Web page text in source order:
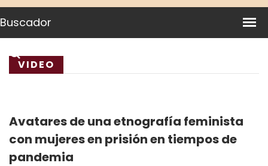
Buscador
VIDEO
Avatares de una etnografía feminista
con mujeres en prisión en tiempos de
pandemia